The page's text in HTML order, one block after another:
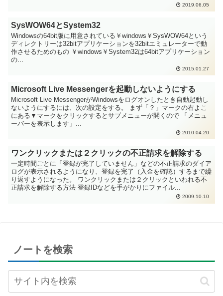
2019.06.05
SysWOW64とSystem32
Windowsの64bit版に用意されている￥windows￥SysWOW64という
ディレクトリーは32bitアプリケーションを32bitエミュレーターで動
作させるためのもの ￥windows￥System32は64bitアプリケーション
の...
2015.01.27
Microsoft Live Messengerを起動しないようにする
Microsoft Live MessengerがWindowsをログオンしたとき自動起動し
ないようにするには、次の設定をする。 まず「？」マークの右よこ
にある▼マークをクリックするとサブメニューが開くので 「メニュ
ーバーを表示します」...
2010.04.20
ワンクリックまたは２クリックの不正請求を解除する
一定時間ごとに「登録が完了していません」などの不正請求のダイア
ログが表示されるようになり、登録を完了（入金を確認）するまで繰
り返すようになった。 ワンクリックまたは２クリックといわれる不
正請求を解除する方法 登録IDなどを手がかりにファイル...
2009.10.10
ノートを検索